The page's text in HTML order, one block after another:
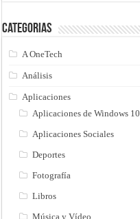
Categorias
A OneTech
Análisis
Aplicaciones
Aplicaciones de Windows 10
Aplicaciones Sociales
Deportes
Fotografía
Libros
Música y Vídeo